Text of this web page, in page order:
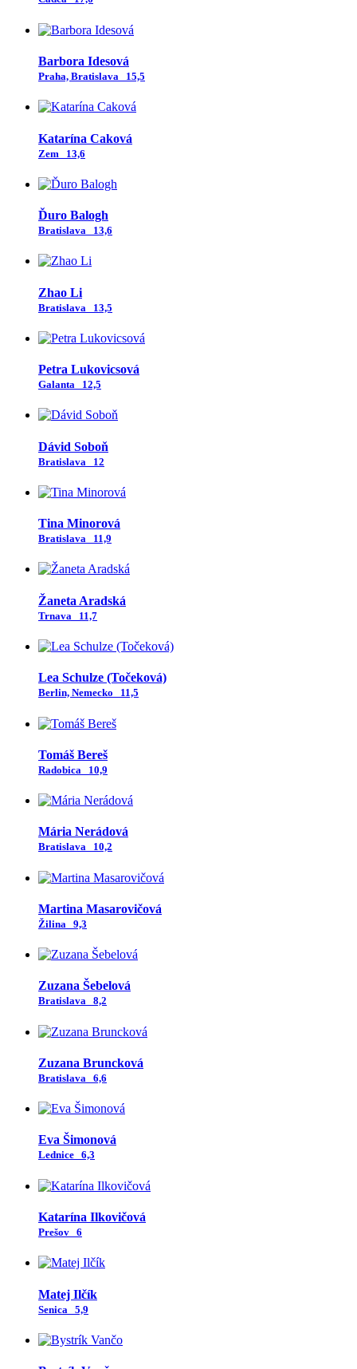
Barbora Idesová
Praha, Bratislava 15,5
Katarína Caková
Zem 13,6
Ďuro Balogh
Bratislava 13,6
Zhao Li
Bratislava 13,5
Petra Lukovicsová
Galanta 12,5
Dávid Soboň
Bratislava 12
Tina Minorová
Bratislava 11,9
Žaneta Aradská
Trnava 11,7
Lea Schulze (Točeková)
Berlin, Nemecko 11,5
Tomáš Bereš
Radobica 10,9
Mária Nerádová
Bratislava 10,2
Martina Masarovičová
Žilina 9,3
Zuzana Šebelová
Bratislava 8,2
Zuzana Bruncková
Bratislava 6,6
Eva Šimonová
Lednice 6,3
Katarína Ilkovičová
Prešov 6
Matej Ilčík
Senica 5,9